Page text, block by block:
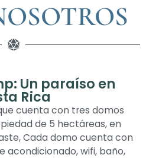
Un paraíso en
Rica
cuenta con tres domos
de 5 hectáreas, en
Cada domo cuenta con
acondicionado, wifi, baño,